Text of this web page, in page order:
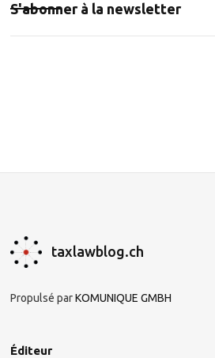
S'abonner à la newsletter
taxlawblog.ch
Propulsé parKOMUNIQUE GMBH
Éditeur